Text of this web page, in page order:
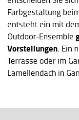
Farbgestaltung
entsteht ein mit
Outdoor-Ensemble
Vorstellungen. Ein
Terrasse oder im
Lamellendach in